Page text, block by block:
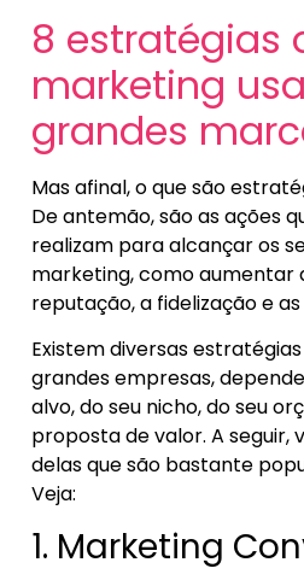
8 estratégias
marketing
grandes
Mas afinal, o que são
De antemão, são as ações
realizam para alcançar os
marketing, como aumentar
reputação, a fidelização e as
Existem diversas
grandes empresas,
alvo, do seu nicho, do seu
proposta de valor. A seguir,
delas que são bastante
Veja:
1. Marketing